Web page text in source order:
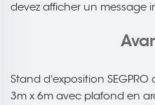
devez afficher un message
Stand d'exposition
3m x 6m avec plafond en